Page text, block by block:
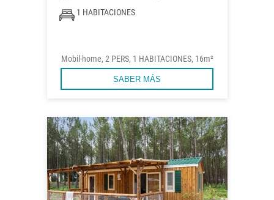
1 HABITACIONES
Mobil-home, 2 PERS, 1 HABITACIONES, 16m²
SABER MÁS